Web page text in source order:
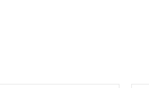
代的設計，使其易於集成到任何